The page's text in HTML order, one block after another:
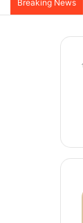
Breaking News